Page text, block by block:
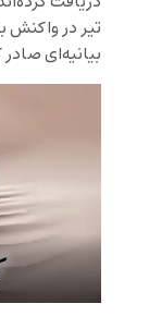
تیر در واکنش
بیانیه‌ای صادر